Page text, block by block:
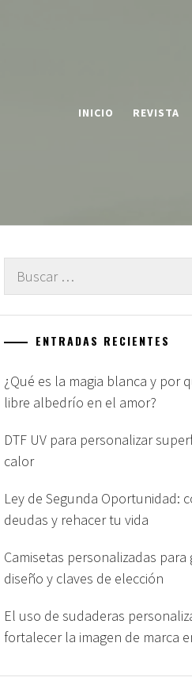
INICIO REVISTA
Buscar:
ENTRADAS RECIENTES
¿Qué es la magia blanca y por
libre albedrío en el amor?
DTF UV para personalizar
calor
Ley de Segunda Oportunidad:
deudas y rehacer tu vida
Camisetas personalizadas
diseño y claves de elección
El uso de sudaderas
fortalecer la imagen de marca